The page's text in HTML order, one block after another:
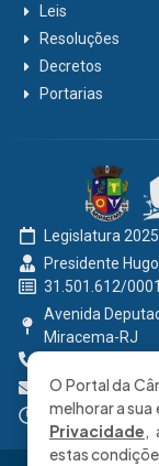
Leis
Resoluções
Decretos
Portarias
Legislatura
Presidente
31.501.612/
Avenida
Miracema-RJ
Segunda à
O Portal da
melhorar a
Privacidade,
estas